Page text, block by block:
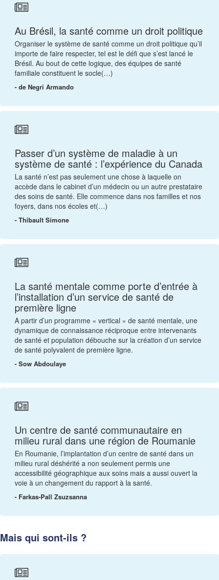
Au Brésil, la santé comme un droit politique
Organiser le système de santé comme un droit politique qu’il
importe de faire respecter, tel est le défi que s’est lancé le
Brésil. Au bout de cette logique, des équipes de santé
familiale constituent le socle(…)
- de Negri Armando
Passer d’un système de maladie à un
système de santé : l’expérience du Canada
La santé n’est pas seulement une chose à laquelle on
accède dans le cabinet d’un médecin ou un autre prestataire
des soins de santé. Elle commence dans nos familles et nos
foyers, dans nos écoles et(…)
- Thibault Simone
La santé mentale comme porte d’entrée à
l’installation d’un service de santé de
première ligne
A partir d’un programme « vertical » de santé mentale, une
dynamique de connaissance réciproque entre intervenants
de santé et population débouche sur la création d’un service
de santé polyvalent de première ligne.
- Sow Abdoulaye
Un centre de santé communautaire en
milieu rural dans une région de Roumanie
En Roumanie, l’implantation d’un centre de santé dans un
milieu rural déshérité a non seulement permis une
accessibilité géographique aux soins mais a aussi ouvert la
voie à un changement du rapport à la santé.
- Farkas-Pall Zsuzsanna
Mais qui sont-ils ?